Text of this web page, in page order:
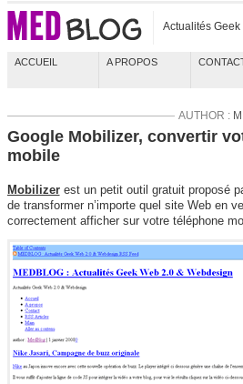
Actualités
ACCUEIL A PROPOS
AUTHOR :
Google Mobilizer, convertir
mobile
Mobilizerest un petit outil gratuit proposé
de transformer n’importe quel site Web en
correctement afficher sur votre téléphone